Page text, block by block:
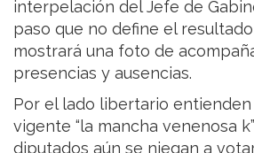
interpelación del Jefe de
paso que no define el
mostrará una foto de
presencias y ausencias.
Por el lado libertario
vigente “la mancha venenosa
diputados aún se niegan a